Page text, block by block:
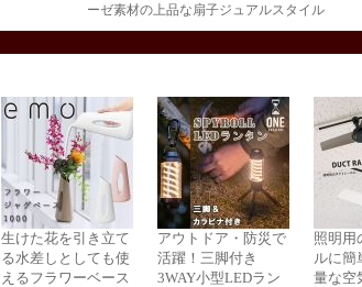
ーゼ素材の上品な扇子ジュアルスタイル
生けた花を引き立て
る水差しとしても使
えるフラワーベース
アウトドア・防災で
活躍！三脚付き
3WAY小型LEDラン
照明用
ルに簡
量な空